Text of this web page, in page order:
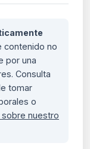
contenido no
por una
Consulta
tomar
o
nuestro